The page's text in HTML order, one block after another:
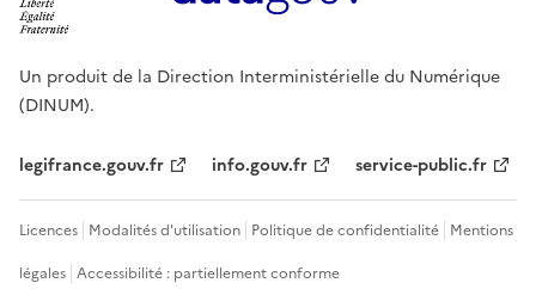
Un produit de la Direction Interministérielle du Numérique
(DINUM).
legifrance.gouv.fr info.gouv.fr service-public.fr
Licences Modalités d'utilisation Politique de confidentialité Mentions
légales Accessibilité : partiellement conforme